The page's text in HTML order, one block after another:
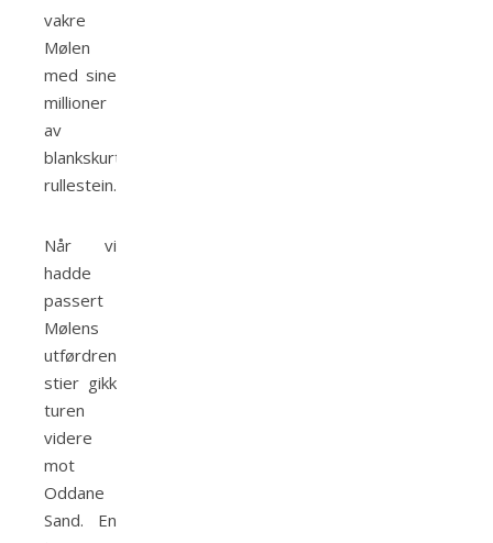
vakre
Mølen
med sine
millioner
av
blankskurte
rullestein.
Når vi
hadde
passert
Mølens
utførdrende
stier gikk
turen
videre
mot
Oddane
Sand. En